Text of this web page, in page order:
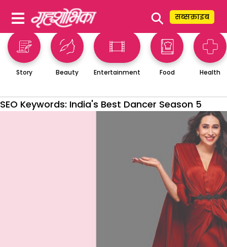
⚲ सब्सक्राइब
Story Beauty Entertainment Food Health
SEO Keywords: India's Best Dancer Season 5